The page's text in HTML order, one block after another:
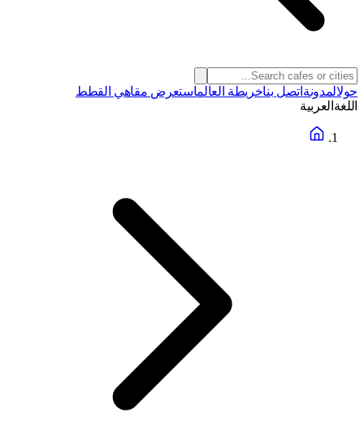
حولالمدونة اتصل بناخريطة العالماستعرض مقاهي القطط
اللغة العربية